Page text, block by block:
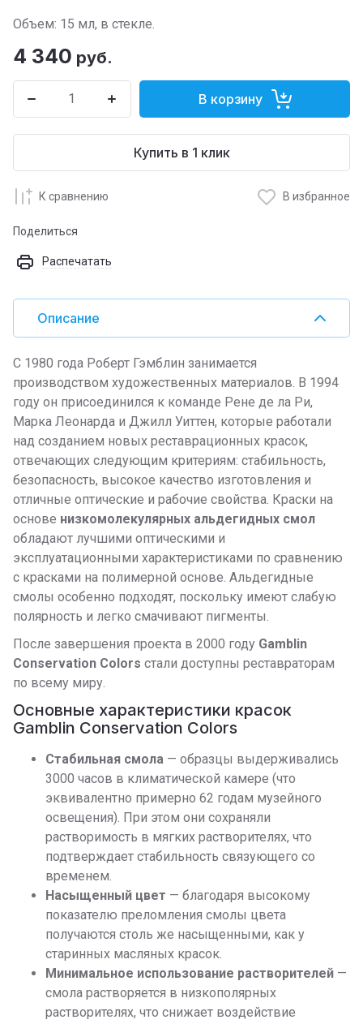
Объем: 15 мл, в стекле.
4 340 руб.
В корзину
Купить в 1 клик
К сравнению В избранное
Поделиться
Распечатать
Описание
С 1980 года Роберт Гэмблин занимается
производством художественных материалов. В 1994
году он присоединился к команде Рене де ла Ри,
Марка Леонарда и Джилл Уиттен, которые работали
над созданием новых реставрационных красок,
отвечающих следующим критериям: стабильность,
безопасность, высокое качество изготовления и
отличные оптические и рабочие свойства. Краски на
основе низкомолекулярных альдегидных смол
обладают лучшими оптическими и
эксплуатационными характеристиками по сравнению
с красками на полимерной основе. Альдегидные
смолы особенно подходят, поскольку имеют слабую
полярность и легко смачивают пигменты.
После завершения проекта в 2000 году Gamblin
Conservation Colors стали доступны реставраторам
по всему миру.
Основные характеристики красок
Gamblin Conservation Colors
Стабильная смола — образцы выдерживались
3000 часов в климатической камере (что
эквивалентно примерно 62 годам музейного
освещения). При этом они сохраняли
растворимость в мягких растворителях, что
подтверждает стабильность связующего со
временем.
Насыщенный цвет — благодаря высокому
показателю преломления смолы цвета
получаются столь же насыщенными, как у
старинных масляных красок.
Минимальное использование растворителей —
смола растворяется в низкополярных
растворителях, что снижает воздействие